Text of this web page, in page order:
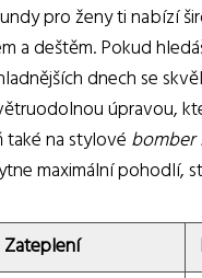
pro ženy ti nabízí
a deštěm. Pokud
dnech se
úpravou,
na stylové bomber
maximální pohodlí,
Zateplení